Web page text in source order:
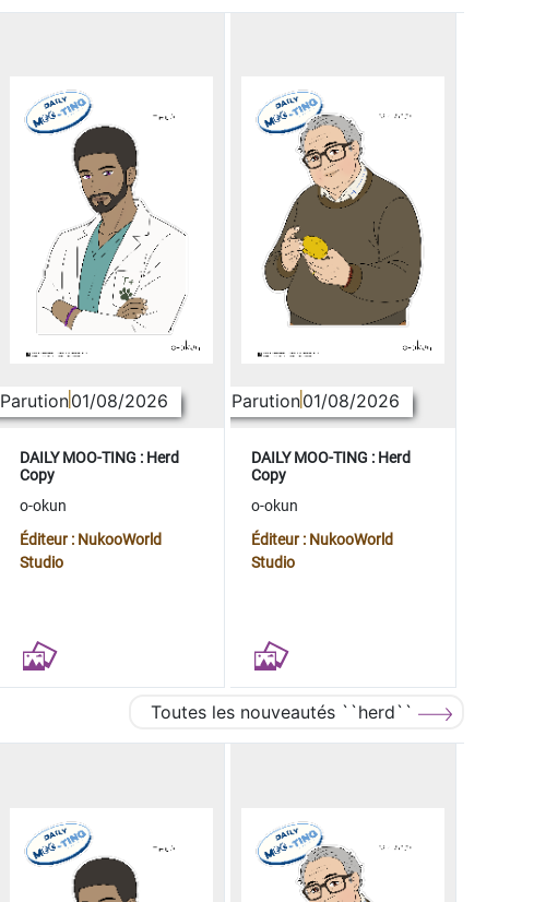
Parution01/08/2026
DAILY MOO-TING : Herd
Copy
o-okun
Éditeur : NukooWorld
Studio
Parution01/08/2026
DAILY MOO-TING : Herd
Copy
o-okun
Éditeur : NukooWorld
Studio
Toutes les nouveautés ``herd``